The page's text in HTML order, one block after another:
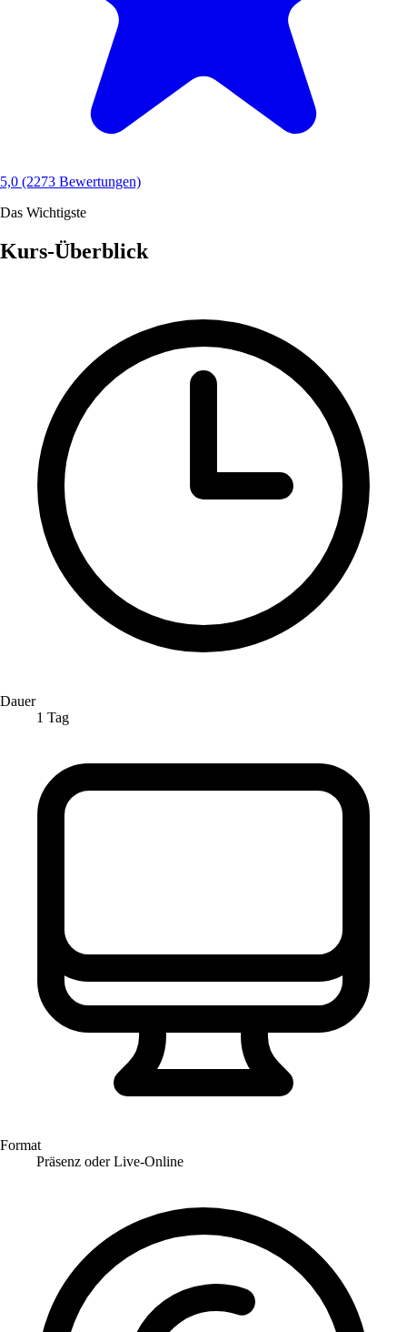
5,0 (2273 Bewertungen)
Das Wichtigste
Kurs-Überblick
Dauer
1 Tag
Format
Präsenz oder Live-Online